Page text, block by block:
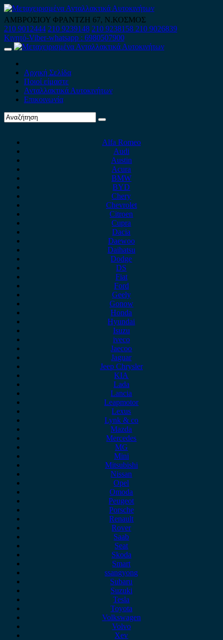
Skip
to
content
ΑΜΒΡΟΣΙΟΥ ΦΡΑΝΤΖΗ 67, Ν.ΚΟΣΜΟΣ
210 9012444 210 9239148 210 9238158 210 9026839
Κινητό-Viber-whatsapp : 6980507900
Primary
Αρχική Σελίδα
Ποιοί είμαστε
Ανταλλακτικά Αυτοκινήτων
Επικοινωνία
Alfa Romeo
Audi
Austin
Acura
BMW
BYD
Chery
Chevrolet
Citroen
Cupra
Dacia
Daewoo
Daihatsu
Dodge
DS
Fiat
Ford
Geely
Gonow
Honda
Hyundai
Isuzu
iveco
Jaecoo
Jaguar
Jeep Chrysler
KIA
Lada
Lancia
Leapmotor
Lexus
Lynk & co
Mazda
Mercedes
MG
Mini
Mitsubishi
Nissan
Opel
Omoda
Peugeot
Porsche
Renault
Rover
Saab
Seat
Skoda
Smart
ssangyong
Subaru
Suzuki
Tesla
Toyota
Volkswagen
Volvo
Xev